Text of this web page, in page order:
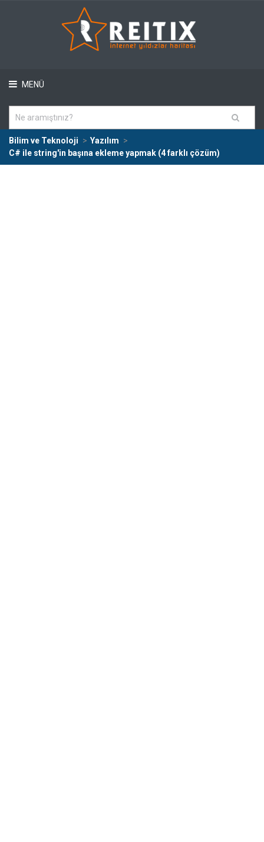
MENÜ
Bilim ve Teknoloji
Yazılım
C# ile string'in başına ekleme yapmak (4 farklı çözüm)